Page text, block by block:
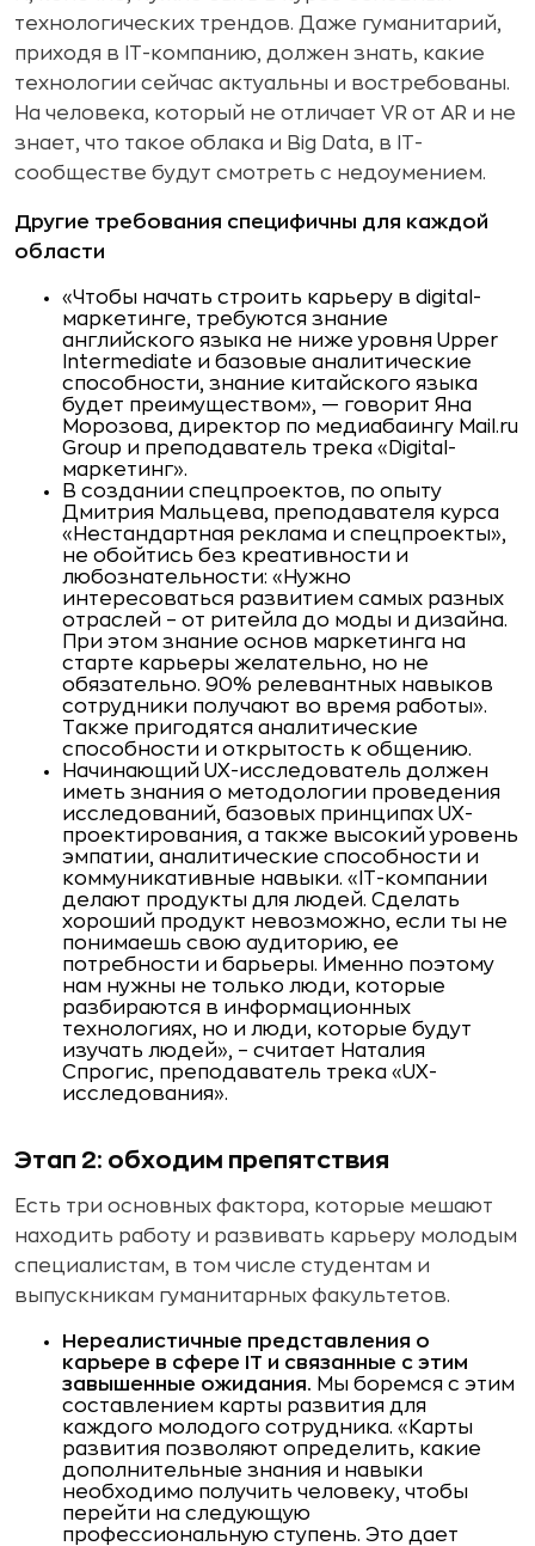
технологических трендов. Даже гуманитарий,
приходя в IT-компанию, должен знать, какие
технологии сейчас актуальны и востребованы.
На человека, который не отличает VR от AR и не
знает, что такое облака и Big Data, в IT-
сообществе будут смотреть с недоумением.
Другие требования специфичны для каждой
области
«Чтобы начать строить карьеру в digital-
маркетинге, требуются знание
английского языка не ниже уровня Upper
Intermediate и базовые аналитические
способности, знание китайского языка
будет преимуществом», — говорит Яна
Морозова, директор по медиабаингу Mail.ru
Group и преподаватель трека «Digital-
маркетинг».
В создании спецпроектов, по опыту
Дмитрия Мальцева, преподавателя курса
«Нестандартная реклама и спецпроекты»,
не обойтись без креативности и
любознательности: «Нужно
интересоваться развитием самых разных
отраслей – от ритейла до моды и дизайна.
При этом знание основ маркетинга на
старте карьеры желательно, но не
обязательно. 90% релевантных навыков
сотрудники получают во время работы».
Также пригодятся аналитические
способности и открытость к общению.
Начинающий UX-исследователь должен
иметь знания о методологии проведения
исследований, базовых принципах UX-
проектирования, а также высокий уровень
эмпатии, аналитические способности и
коммуникативные навыки. «IT-компании
делают продукты для людей. Сделать
хороший продукт невозможно, если ты не
понимаешь свою аудиторию, ее
потребности и барьеры. Именно поэтому
нам нужны не только люди, которые
разбираются в информационных
технологиях, но и люди, которые будут
изучать людей», – считает Наталия
Спрогис, преподаватель трека «UX-
исследования».
Этап 2: обходим препятствия
Есть три основных фактора, которые мешают
находить работу и развивать карьеру молодым
специалистам, в том числе студентам и
выпускникам гуманитарных факультетов.
Нереалистичные представления о
карьере в сфере IT и связанные с этим
завышенные ожидания. Мы боремся с этим
составлением карты развития для
каждого молодого сотрудника. «Карты
развития позволяют определить, какие
дополнительные знания и навыки
необходимо получить человеку, чтобы
перейти на следующую
профессиональную ступень. Это дает